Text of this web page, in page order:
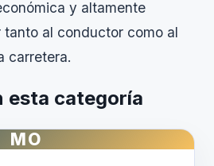
y altamente
al conductor como al
carretera.
esta categoría
MO